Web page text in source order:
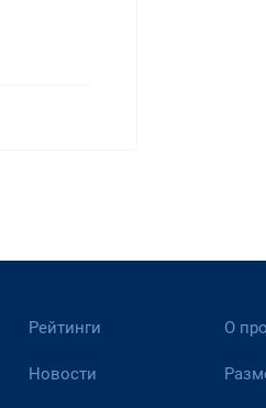
Рейтинги
Новости
О